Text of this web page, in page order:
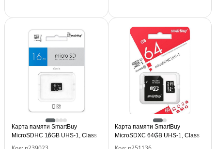
Карта памяти SmartBuy
MicroSDHC 16GB UHS-1, Class
Карта памяти SmartBuy
MicroSDXC 64GB UHS-1, Class